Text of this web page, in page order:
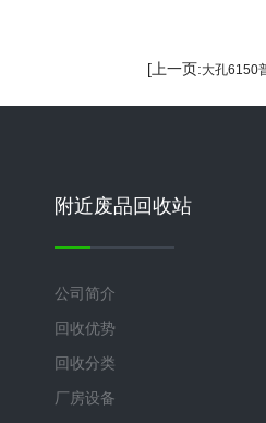
[上一页:大孔6150
附近废品回收站
公司简介
回收优势
回收分类
厂房设备